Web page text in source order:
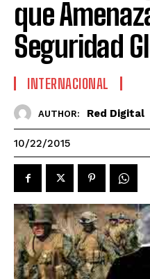
que
Seguridad
INTERNACIONAL
AUTHOR: Red Digital
10/22/2015